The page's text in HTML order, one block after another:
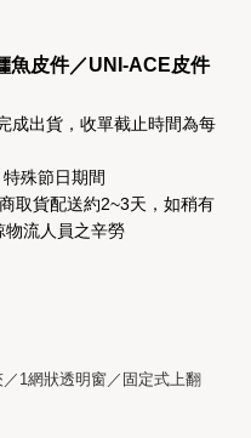
皮件／UNI-ACE皮件
成出貨， 收單截止時間為每
殊節日期間
取貨配送約2~3天，如稍有
物流人員之辛勞
1網狀透明窗／固定式上翻